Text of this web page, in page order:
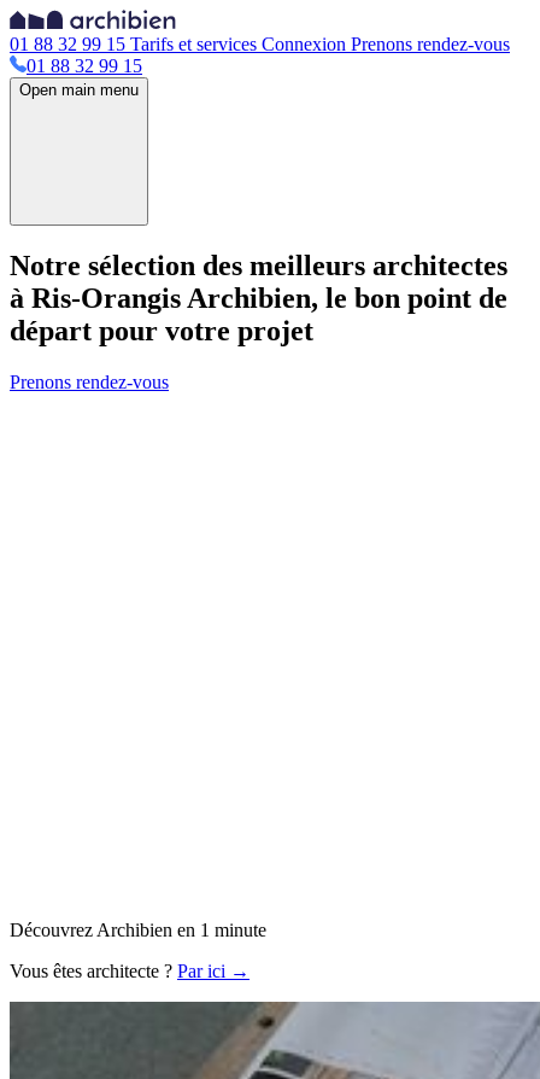
01 88 32 99 15 Tarifs et services Connexion Prenons rendez-vous
01 88 32 99 15
Open main menu
Notre sélection des meilleurs architectes
à Ris-Orangis Archibien, le bon point de
départ pour votre projet
Prenons rendez-vous
Découvrez Archibien en 1 minute
Vous êtes architecte ? Par ici →